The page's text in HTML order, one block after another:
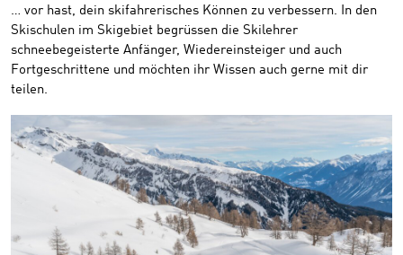
… vor hast, dein skifahrerisches Können zu verbessern. In den
Skischulen im Skigebiet begrüssen die Skilehrer
schneebegeisterte Anfänger, Wiedereinsteiger und auch
Fortgeschrittene und möchten ihr Wissen auch gerne mit dir
teilen.